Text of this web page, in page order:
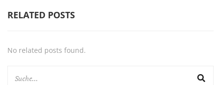
RELATED POSTS
No related posts found.